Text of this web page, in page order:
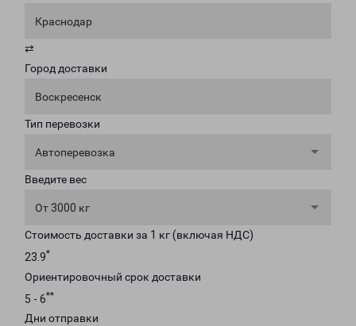
Краснодар
⇄
Город доставки
Воскресенск
Тип перевозки
Автоперевозка
Введите вес
От 3000 кг
Стоимость доставки за 1 кг (включая НДС)
23.9*
Ориентировочный срок доставки
5 - 6**
Дни отправки